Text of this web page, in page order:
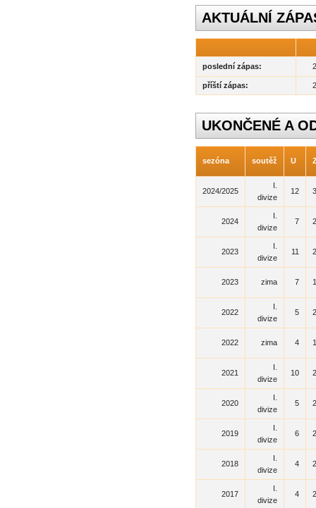
AKTUÁLNÍ
poslední zápas:
příští zápas:
UKONČENÉ A
sezóna soutěž U
2024/2025
I.
divize
12
2024
I.
divize
7
2023
I.
divize
11
2023 zima 7
2022
I.
divize
5
2022 zima 4
2021
I.
divize
10
2020
I.
divize
5
2019
I.
divize
6
2018
I.
divize
4
2017
I.
divize
4